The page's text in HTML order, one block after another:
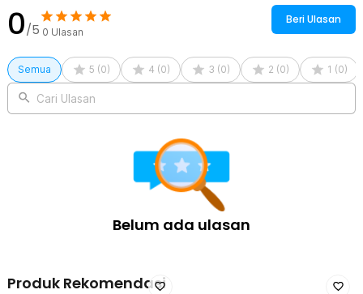
0/5 0 Ulasan
Beri Ulasan
Semua 5 (0) 4 (0) 3 (0) 2 (0) 1 (0)
Cari Ulasan
Belum ada ulasan
Produk Rekomendasi